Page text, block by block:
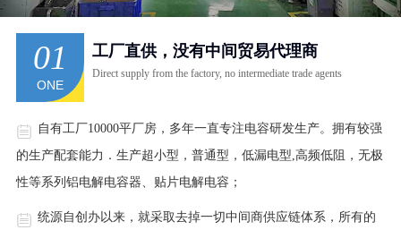
01
ONE
工厂直供，没有中间贸易代理商
Direct supply from the factory, no intermediate trade agents
自有工厂10000平厂房，多年一直专注电容研发生产。拥有较强
的生产配套能力．生产超小型，普通型，低漏电型,高频低阻，无极
性等系列铝电解电容器、贴片电解电容；
统源自创办以来，就采取去掉一切中间商供应链体系，所有的